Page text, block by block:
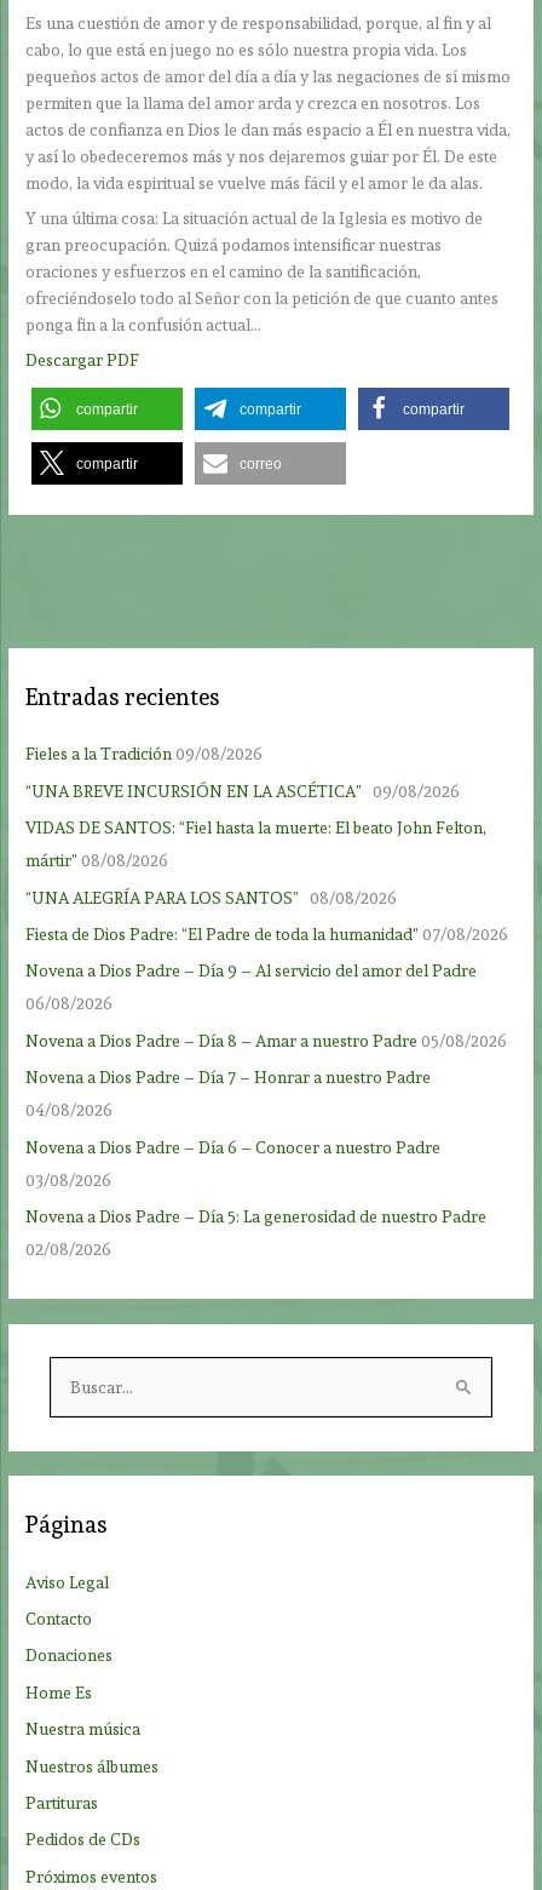
Es una cuestión de amor y de responsabilidad, porque, al fin y al
cabo, lo que está en juego no es sólo nuestra propia vida. Los
pequeños actos de amor del día a día y las negaciones de sí mismo
permiten que la llama del amor arda y crezca en nosotros. Los
actos de confianza en Dios le dan más espacio a Él en nuestra vida,
y así lo obedeceremos más y nos dejaremos guiar por Él. De este
modo, la vida espiritual se vuelve más fácil y el amor le da alas.
Y una última cosa: La situación actual de la Iglesia es motivo de
gran preocupación. Quizá podamos intensificar nuestras
oraciones y esfuerzos en el camino de la santificación,
ofreciéndoselo todo al Señor con la petición de que cuanto antes
ponga fin a la confusión actual…
Descargar PDF
compartir compartir compartir
compartir correo
Entradas recientes
Fieles a la Tradición09/08/2026
“UNA BREVE INCURSIÓN EN LA ASCÉTICA”
09/08/2026
VIDAS DE SANTOS: “Fiel hasta la muerte: El beato John Felton,
mártir” 08/08/2026
“UNA ALEGRÍA PARA LOS SANTOS”
08/08/2026
Fiesta de Dios Padre: “El Padre de toda la humanidad” 07/08/2026
Novena a Dios Padre – Día 9 – Al servicio del amor del Padre
06/08/2026
Novena a Dios Padre – Día 8 – Amar a nuestro Padre 05/08/2026
Novena a Dios Padre – Día 7 – Honrar a nuestro Padre
04/08/2026
Novena a Dios Padre – Día 6 – Conocer a nuestro Padre
03/08/2026
Novena a Dios Padre – Día 5: La generosidad de nuestro Padre
02/08/2026
r
:
Páginas
Aviso Legal
Contacto
Donaciones
Home Es
Nuestra música
Nuestros álbumes
Partituras
Pedidos de CDs
Próximos eventos